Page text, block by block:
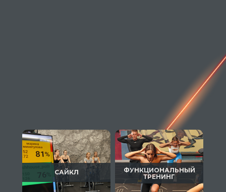
ФУНКЦИОНАЛЬНЫЙ
ТРЕНИНГ
САЙКЛ